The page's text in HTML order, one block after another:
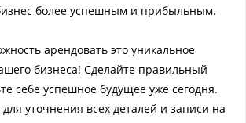
более успешным и прибыльным.
арендовать это уникальное
бизнеса! Сделайте правильный
себе успешное будущее уже сегодня.
уточнения всех деталей и записи на